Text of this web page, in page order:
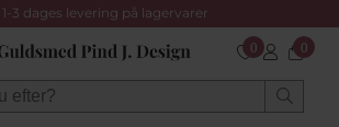
1-3 dages levering på lagervarer
0 0